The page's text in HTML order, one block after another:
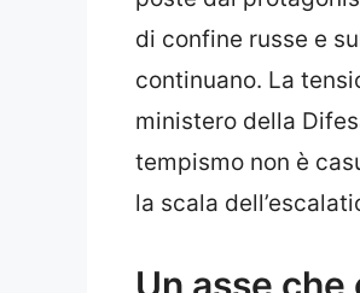
di confine russe e
continuano. La
ministero della
tempismo non è
la scala
Un asse